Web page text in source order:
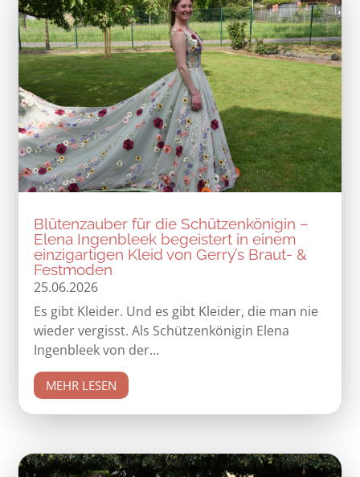
Blütenzauber für die Schützenkönigin –
Elena Ingenbleek begeistert in einem
einzigartigen Kleid von Gerry’s Braut- &
Festmoden
25.06.2026
Es gibt Kleider. Und es gibt Kleider, die man nie
wieder vergisst. Als Schützenkönigin Elena
Ingenbleek von der...
MEHR LESEN